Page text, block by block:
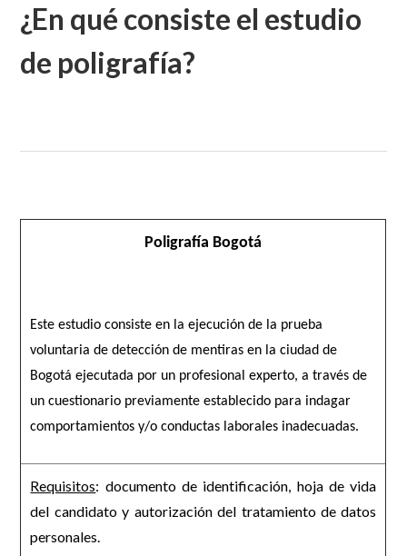
¿En qué consiste el estudio
de poligrafía?
Poligrafía Bogotá
Este estudio consiste en la ejecución de la prueba
voluntaria de detección de mentiras en la ciudad de
Bogotá ejecutada por un profesional experto, a través de
un cuestionario previamente establecido para indagar
comportamientos y/o conductas laborales inadecuadas.
Requisitos: documento de identificación, hoja de vida
del candidato y autorización del tratamiento de datos
personales.